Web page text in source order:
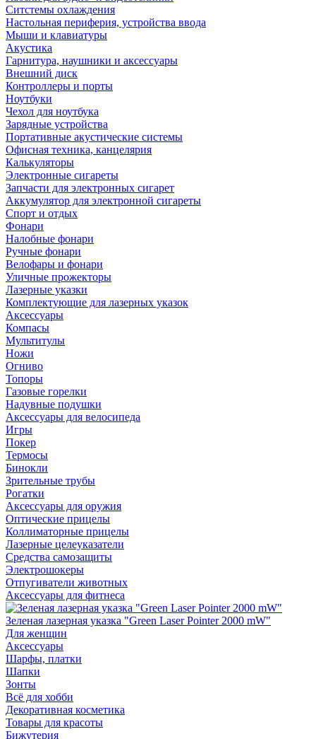
Ситстемы охлаждения
Настольная периферия, устройства ввода
Мыши и клавиатуры
Акустика
Гарнитура, наушники и аксессуары
Внешний диск
Контроллеры и порты
Ноутбуки
Чехол для ноутбука
Зарядные устройства
Портативные акустические системы
Офисная техника, канцелярия
Калькуляторы
Электронные сигареты
Запчасти для электронных сигарет
Аккумулятор для электронной сигареты
Спорт и отдых
Фонари
Налобные фонари
Ручные фонари
Велофары и фонари
Уличные прожекторы
Лазерные указки
Комплектующие для лазерных указок
Аксессуары
Компасы
Мультитулы
Ножи
Огниво
Топоры
Газовые горелки
Надувные подушки
Аксессуары для велосипеда
Игры
Покер
Термосы
Бинокли
Зрительные трубы
Рогатки
Аксессуары для оружия
Оптические прицелы
Коллиматорные прицелы
Лазерные целеуказатели
Средства самозащиты
Электрошокеры
Отпугиватели животных
Аксессуары для фитнеса
Зеленая лазерная указка "Green Laser Pointer 2000 mW"
Для женщин
Аксессуары
Шарфы, платки
Шапки
Зонты
Всё для хобби
Декоративная косметика
Товары для красоты
Бижутерия